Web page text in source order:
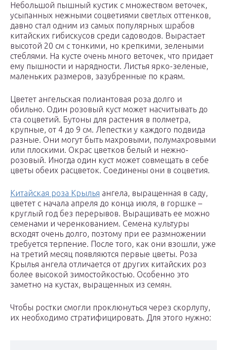
Небольшой пышный кустик с множеством веточек,
усыпанных нежными соцветиями светлых оттенков,
давно стал одним из самых популярных шрабов
китайских гибискусов среди садоводов. Вырастает
высотой 20 см с тонкими, но крепкими, зелеными
стеблями. На кусте очень много веточек, что придает
ему пышности и нарядности. Листья ярко-зеленые,
маленьких размеров, зазубренные по краям.
Цветет ангельская полиантовая роза долго и
обильно. Один розовый куст может насчитывать до
ста соцветий. Бутоны для растения в полметра,
крупные, от 4 до 9 см. Лепестки у каждого подвида
разные. Они могут быть махровыми, полумахровыми
или плоскими. Окрас цветков белый и нежно-
розовый. Иногда один куст может совмещать в себе
цветы обеих расцветок. Соединены они в соцветия.
Китайская роза Крылья ангела, выращенная в саду,
цветет с начала апреля до конца июля, в горшке –
круглый год без перерывов. Выращивать ее можно
семенами и черенкованием. Семена культуры
всходят очень долго, поэтому при ее размножении
требуется терпение. После того, как они взошли, уже
на третий месяц появляются первые цветы. Роза
Крылья ангела отличается от других китайских роз
более высокой зимостойкостью. Особенно это
заметно на кустах, выращенных из семян.
Чтобы ростки смогли проклюнуться через скорлупу,
их необходимо стратифицировать. Для этого нужно: